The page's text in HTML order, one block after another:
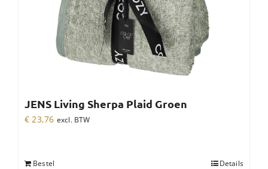
JENS Living Sherpa Plaid Groen
€ 23,76 excl. BTW
Bestel Details